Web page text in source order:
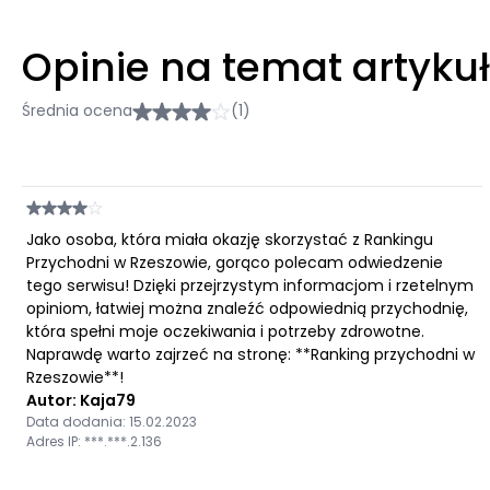
Opinie na temat
Średnia ocena (1)
Jako osoba, która miała okazję skorzystać z Rankingu
Przychodni w Rzeszowie, gorąco polecam odwiedzenie
tego serwisu! Dzięki przejrzystym informacjom i rzetelnym
opiniom, łatwiej można znaleźć odpowiednią przychodnię,
która spełni moje oczekiwania i potrzeby zdrowotne.
Naprawdę warto zajrzeć na stronę: **Ranking przychodni w
Rzeszowie**!
Autor: Kaja79
Data dodania: 15.02.2023
Adres IP: ***.***.2.136